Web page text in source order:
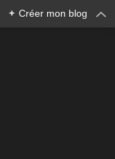
+ Créer mon blog